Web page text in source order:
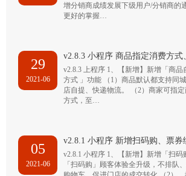
增分销商成绩发展下级用户/分销商的
更好的掌握…
29
2021-06
v2.8.3 小程序 商品指定消费方式
v2.8.3 上程序 1、【新增】新增「商
方式 」功能 （1）商品默认都支持同
店自提、快递物流。 （2）商家可指
方式，至…
05
2021-06
v2.8.1 小程序 新增扫码购、票券
v2.8.1 小程序 1、【新增】新增「扫码
「扫码购」顾客体验全升级，不排队